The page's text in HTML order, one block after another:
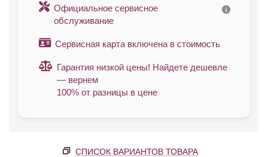
Официальное сервисное
обслуживание
Сервисная карта включена в стоимость
Гарантия низкой цены! Найдете дешевле
— вернем
100% от разницы в цене
СПИСОК ВАРИАНТОВ ТОВАРА